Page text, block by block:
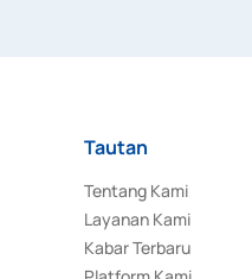
Tautan
Tentang Kami
Layanan Kami
Kabar Terbaru